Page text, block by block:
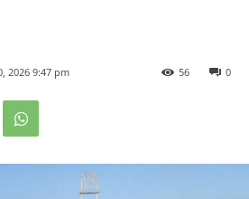
2026 9:47 pm 0
56